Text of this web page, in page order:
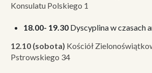
Konsulatu Polskiego 1
18.00- 19.30 Dyscyplina w czasach
12.10 (sobota) Kościół
Pstrowskiego 34